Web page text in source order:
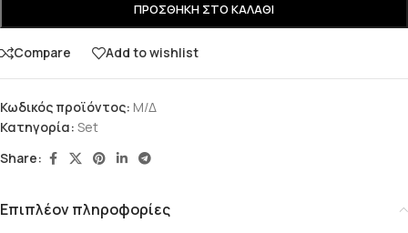
ΠΡΟΣΘΉΚΗ ΣΤΟ ΚΑΛΆΘΙ
Compare Add to wishlist
Κωδικός προϊόντος: Μ/Δ
Κατηγορία: Set
Share:
Επιπλέον πληροφορίες